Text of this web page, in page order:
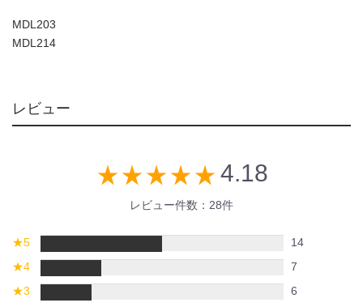
MDL203
MDL214
レビュー
star_rate star_rate star_rate star_rate star_rate 4.18
レビュー件数：28件
★5
14
★4
7
★3
6